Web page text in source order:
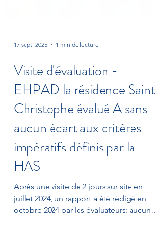
17 sept. 2025 1 min de lecture
Visite d'évaluation -
EHPAD la résidence Saint
Christophe évalué A sans
aucun écart aux critères
impératifs définis par la
HAS
Après une visite de 2 jours sur site en